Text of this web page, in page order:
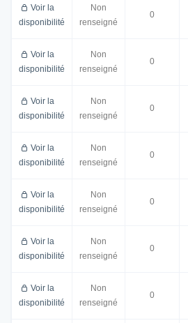
Voir la
disponibilité
Non
renseigné
0
Voir la
disponibilité
Non
renseigné
0
Voir la
disponibilité
Non
renseigné
0
Voir la
disponibilité
Non
renseigné
0
Voir la
disponibilité
Non
renseigné
0
Voir la
disponibilité
Non
renseigné
0
Voir la
disponibilité
Non
renseigné
0